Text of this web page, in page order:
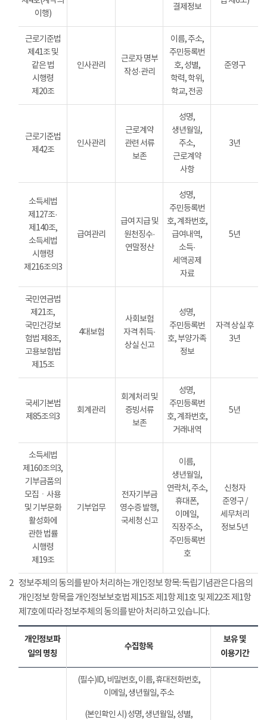
이행)
결제정보
근로기준법
제41조 및
같은 법
시행령
제20조
인사관리
근로자 명부
작성·관리
이름, 주소,
주민등록번
호, 성별,
학력, 학위,
학교, 전공
준영구
근로기준법
제42조
인사관리
근로계약
관련 서류
보존
성명,
생년월일,
주소,
근로계약
사항
3년
소득세법
제127조·
제140조,
소득세법
시행령
제216조의3
급여관리
급여 지급 및
원천징수·
연말정산
성명,
주민등록번
호, 계좌번호,
급여내역,
소득·
세액공제
자료
5년
국민연금법
제21조,
국민건강보
험법 제8조,
고용보험법
제15조
4대보험
사회보험
자격 취득·
상실 신고
성명,
주민등록번
호, 부양가족
정보
자격 상실 후
3년
국세기본법
제85조의3
회계관리
회계처리 및
증빙서류
보존
성명,
주민등록번
호, 계좌번호,
거래내역
5년
소득세법
제160조의3,
기부금품의
모집ㆍ사용
및 기부문화
활성화에
관한 법률
시행령
제19조
기부업무
전자기부금
영수증 발행,
국세청 신고
이름,
생년월일,
연락처, 주소,
휴대폰,
이메일,
직장주소,
주민등록번
호
신청자
준영구 /
세무처리
정보 5년
2 정보주체의 동의를 받아 처리하는 개인정보 항목: 독립기념관은 다음의
개인정보 항목을 개인정보보호법 제15조 제1항 제1호 및 제22조 제1항
제7호에 따라 정보주체의 동의를 받아 처리하고 있습니다.
개인정보파
일의 명칭
수집항목
보유 및
이용기간
(필수)ID, 비밀번호, 이름, 휴대전화번호,
이메일, 생년월일, 주소
(본인확인 시) 성명, 생년월일, 성별,